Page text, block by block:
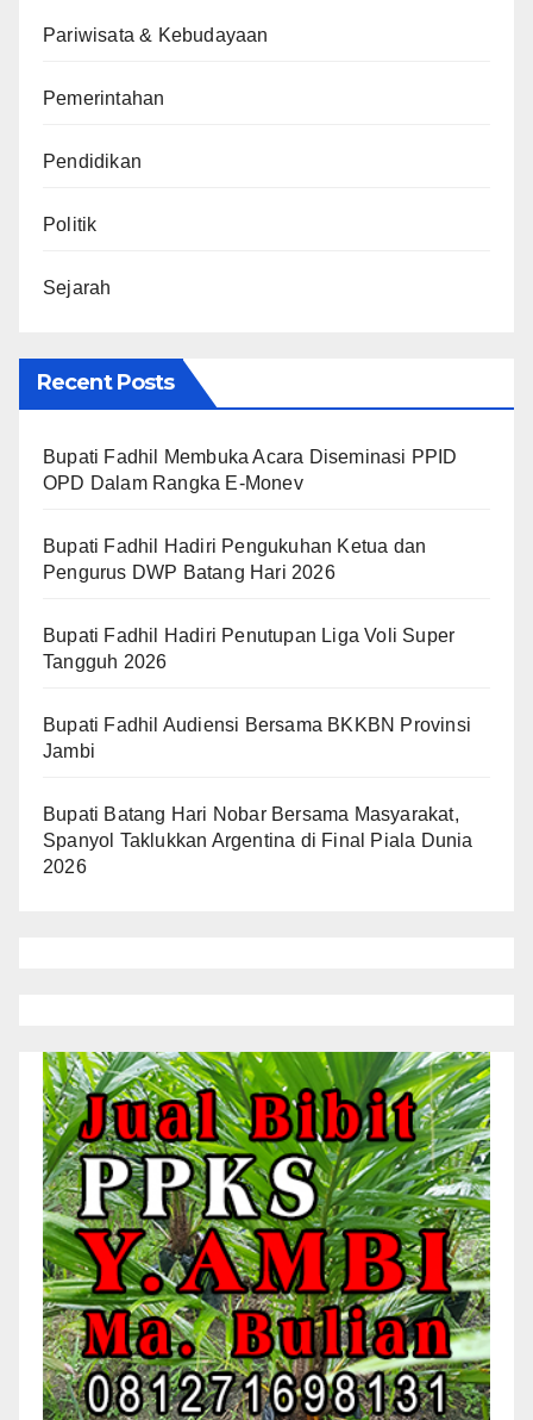
Pariwisata & Kebudayaan
Pemerintahan
Pendidikan
Politik
Sejarah
Recent Posts
Bupati Fadhil Membuka Acara Diseminasi PPID
OPD Dalam Rangka E-Monev
Bupati Fadhil Hadiri Pengukuhan Ketua dan
Pengurus DWP Batang Hari 2026
Bupati Fadhil Hadiri Penutupan Liga Voli Super
Tangguh 2026
Bupati Fadhil Audiensi Bersama BKKBN Provinsi
Jambi
Bupati Batang Hari Nobar Bersama Masyarakat,
Spanyol Taklukkan Argentina di Final Piala Dunia
2026